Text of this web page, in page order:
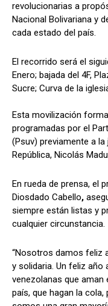
revolucionarias a
Nacional Bolivariana y
cada estado del país.
El recorrido será el
Enero; bajada del 4F,
Sucre; Curva de la
Esta movilización
programadas por el
(Psuv) previamente a
República, Nicolás
En rueda de prensa, el
Diosdado Cabello,
siempre están listas y
cualquier circunstancia.
“Nosotros damos feliz
y solidaria. Un feliz
venezolanas que aman
país, que hagan la